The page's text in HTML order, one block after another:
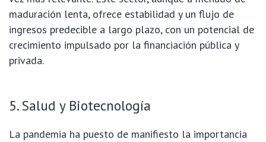
maduración lenta, ofrece estabilidad y un flujo de
ingresos predecible a largo plazo, con un potencial de
crecimiento impulsado por la financiación pública y
privada.
5. Salud y Biotecnología
La pandemia ha puesto de manifiesto la importancia